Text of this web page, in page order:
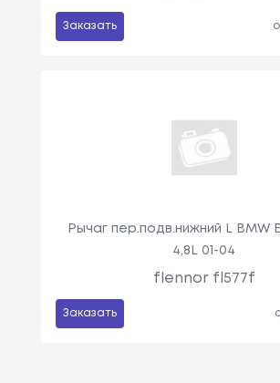
Заказать
Рычаг пер.подв.нижний L BMW
4,8L 01-04
flennor fl577f
Заказать